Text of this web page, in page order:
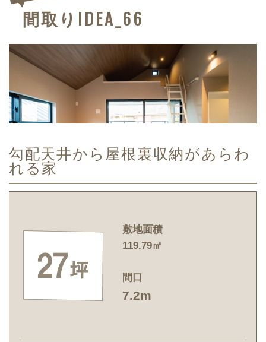
間取り IDEA_66
勾配天井から屋根裏収納があらわ
れる家
敷地面積
119.79㎡
間口
7.2m